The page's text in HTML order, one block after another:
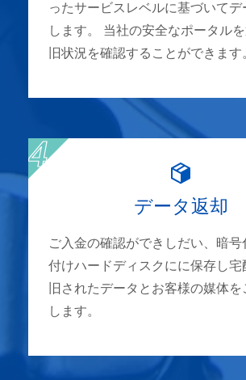
ったサービスレベルに基づいてデ
します。 当社の安全なポータル
旧状況を確認することができます
データ返却
ご入金の確認ができしだい、暗号
付けハードディスクにに保存し宅
旧されたデータとお客様の媒体を
します。